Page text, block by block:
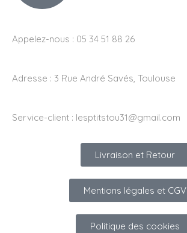
Appelez-nous : 05 34 51 88 26
Adresse : 3 Rue André Savés, Toulouse
Service-client : lesptitstou31@gmail.com
Livraison et Retour
Mentions légales et CGV
Politique des cookies